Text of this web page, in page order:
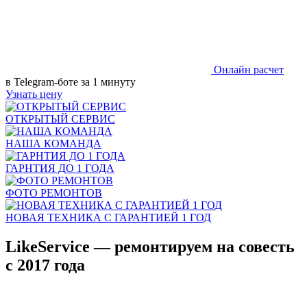
Онлайн расчет
в Telegram-боте за 1 минуту
Узнать цену
ОТКРЫТЫЙ СЕРВИС
НАША КОМАНДА
ГАРНТИЯ ДО 1 ГОДА
ФОТО РЕМОНТОВ
НОВАЯ ТЕХНИКА С ГАРАНТИЕЙ 1 ГОД
LikeService — ремонтируем на совесть
с 2017 года